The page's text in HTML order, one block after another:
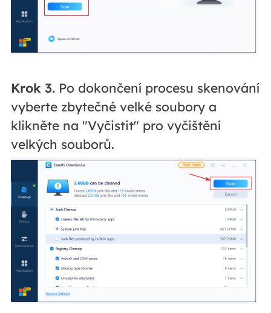
Krok 3.Po dokončení procesu skenování
vyberte zbytečné velké soubory a
klikněte na "Vyčistit" pro vyčištění
velkých souborů.